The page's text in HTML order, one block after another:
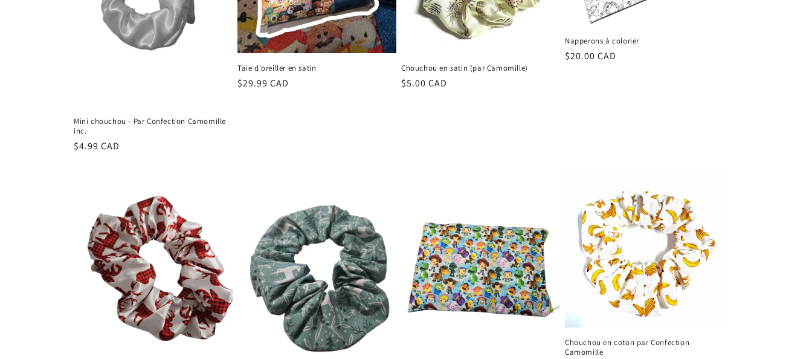
Mini chouchou - Par Confection Camomille
inc.
Regular
$4.99 CAD
Taie d'oreiller en satin
Regular
$29.99 CAD
Chouchou en satin (par Camomille)
Regular
$5.00 CAD
Napperons à colorier
Regular
$20.00 CAD
Chouchou en coton par Confection
Camomille